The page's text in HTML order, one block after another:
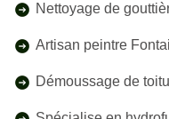
Nettoyage de
Artisan peintre
Démoussage de